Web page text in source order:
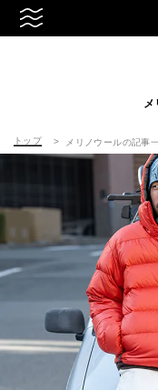
メ
トップ メリノウールの記事